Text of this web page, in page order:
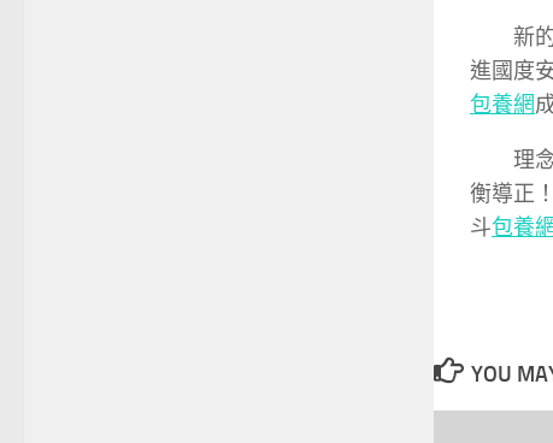
新
進國度
包養網
理
衡導正
斗包養網
YOU